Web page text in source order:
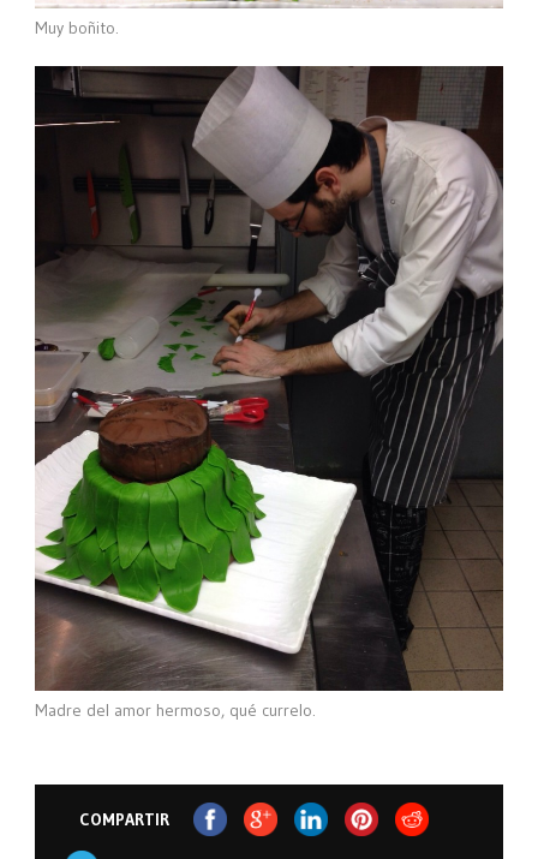
Muy boñito.
Madre del amor hermoso, qué currelo.
COMPARTIR